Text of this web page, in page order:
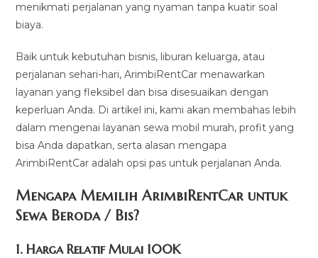
menikmati perjalanan yang nyaman tanpa kuatir soal
biaya.
Baik untuk kebutuhan bisnis, liburan keluarga, atau
perjalanan sehari-hari, ArimbiRentCar menawarkan
layanan yang fleksibel dan bisa disesuaikan dengan
keperluan Anda. Di artikel ini, kami akan membahas lebih
dalam mengenai layanan sewa mobil murah, profit yang
bisa Anda dapatkan, serta alasan mengapa
ArimbiRentCar adalah opsi pas untuk perjalanan Anda.
Mengapa Memilih ArimbiRentCar untuk
Sewa Beroda / Bis?
1.Harga Relatif Mulai 100K